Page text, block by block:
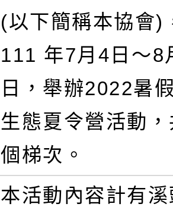
(以下簡稱本協會)
111 年7月4日～8
日，舉辦2022暑
生態夏令營活動
個梯次。
本活動內容計有